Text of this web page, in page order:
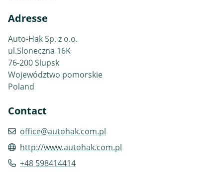
Adresse
Auto-Hak Sp. z o.o.
ul.Sloneczna 16K
76-200 Slupsk
Województwo pomorskie
Poland
Contact
office@autohak.com.pl
http://www.autohak.com.pl
+48 598414414